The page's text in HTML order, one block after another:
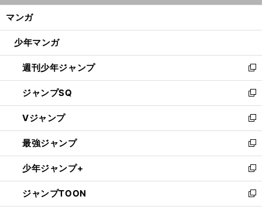
ン
ウ
開
く
マンガ
少年マンガ
週刊少年ジャンプ
新
し
い
ウ
ィ
ン
ド
ウ
で
開
く
ジャンプSQ
新
し
い
ウ
ィ
ン
ド
ウ
で
開
Vジャンプ
新
し
い
ウ
ィ
ン
ド
ウ
最強ジャンプ
新
し
い
ウ
ィ
ン
少年ジャンプ+
新
し
い
ウ
ジャンプTOON
新